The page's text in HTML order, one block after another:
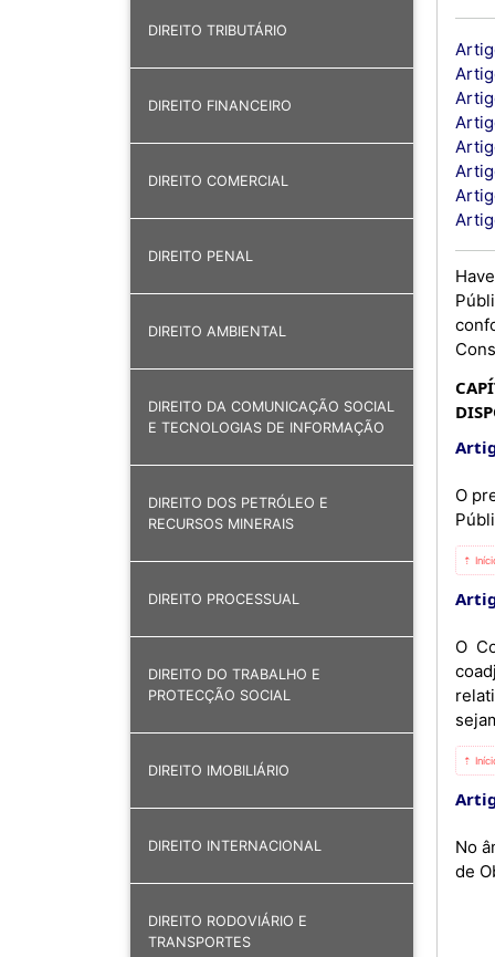
DIREITO TRIBUTÁRIO
DIREITO FINANCEIRO
DIREITO COMERCIAL
DIREITO PENAL
DIREITO AMBIENTAL
DIREITO DA COMUNICAÇÃO SOCIAL
E TECNOLOGIAS DE INFORMAÇÃO
DIREITO DOS PETRÓLEO E
RECURSOS MINERAIS
DIREITO PROCESSUAL
DIREITO DO TRABALHO E
PROTECÇÃO SOCIAL
DIREITO IMOBILIÁRIO
DIREITO INTERNACIONAL
DIREITO RODOVIÁRIO E
TRANSPORTES
O
⇡
O
⇡
No
de